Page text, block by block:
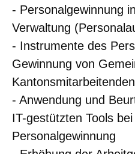
- Personalgewinnung
Verwaltung
- Instrumente des
Gewinnung von
Kantonsmitarbeitenden
- Anwendung und
IT-gestützten Tools
Personalgewinnung